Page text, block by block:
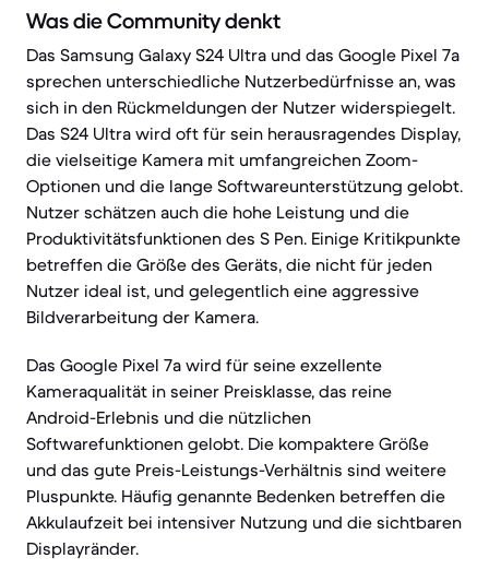
Was die Community denkt
Das Samsung Galaxy S24 Ultra und das Google Pixel 7a
sprechen unterschiedliche Nutzerbedürfnisse an, was
sich in den Rückmeldungen der Nutzer widerspiegelt.
Das S24 Ultra wird oft für sein herausragendes Display,
die vielseitige Kamera mit umfangreichen Zoom-
Optionen und die lange Softwareunterstützung gelobt.
Nutzer schätzen auch die hohe Leistung und die
Produktivitätsfunktionen des S Pen. Einige Kritikpunkte
betreffen die Größe des Geräts, die nicht für jeden
Nutzer ideal ist, und gelegentlich eine aggressive
Bildverarbeitung der Kamera.
Das Google Pixel 7a wird für seine exzellente
Kameraqualität in seiner Preisklasse, das reine
Android-Erlebnis und die nützlichen
Softwarefunktionen gelobt. Die kompaktere Größe
und das gute Preis-Leistungs-Verhältnis sind weitere
Pluspunkte. Häufig genannte Bedenken betreffen die
Akkulaufzeit bei intensiver Nutzung und die sichtbaren
Displayränder.